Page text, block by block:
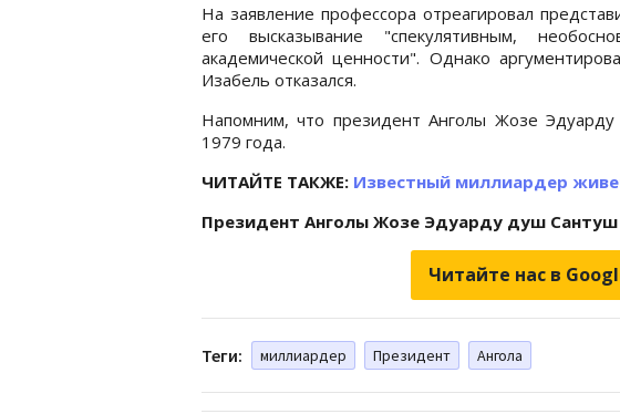
На заявление профессора отреагировал
его высказывание "спекулятивным,
академической ценности". Однако
Изабель отказался.
Напомним, что президент Анголы Жозе
1979 года.
ЧИТАЙТЕ ТАКЖЕ: Известный миллиардер
Президент Анголы Жозе Эдуарду душ
Читайте нас в
Теги: миллиардер Президент Ангола